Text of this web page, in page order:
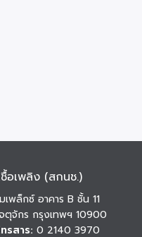
อเพลิง (สกนช.)
พล็กซ์ อาคาร B ชั้น 11
ตุจักร กรุงเทพฯ 10900
รสาร: 0 2140 3970